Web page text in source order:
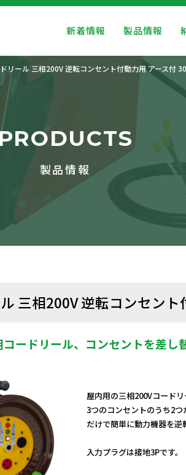
新着情報 製品情報
リール 三相200V 逆転コンセント付動力用 アース付
製品情報
三相200V 逆転コンセン
ードリール、コンセントを差し
屋内用の三相200Vコードリ
3つのコンセントのうち2
だけで簡単に動力機器を逆
入力プラグは接地3Pです。